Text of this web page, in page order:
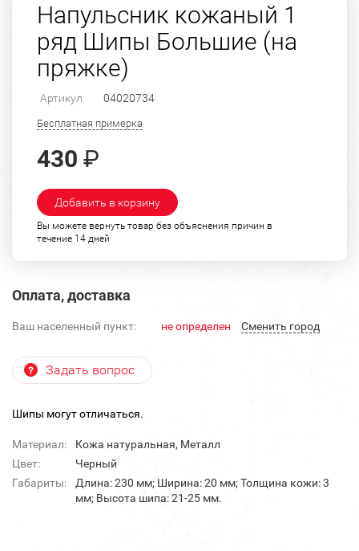
Напульсник кожаный 1
ряд Шипы Большие (на
пряжке)
Артикул: 04020734
Бесплатная примерка
430 ₽
Добавить в корзину
Вы можете вернуть товар без объяснения причин в
течение 14 дней
Оплата, доставка
Ваш населенный пункт: не определен Cменить город
Задать вопрос
Шипы могут отличаться.
Материал:
Кожа натуральная, Металл
Цвет:
Черный
Габариты:
Длина: 230 мм; Ширина: 20 мм; Толщина кожи: 3
мм; Высота шипа: 21-25 мм.